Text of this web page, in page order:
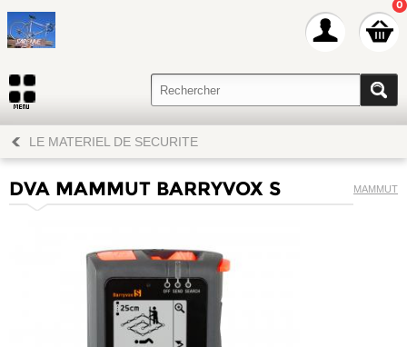
0
LE MATERIEL DE SECURITE
MAMMUT
DVA MAMMUT BARRYVOX S